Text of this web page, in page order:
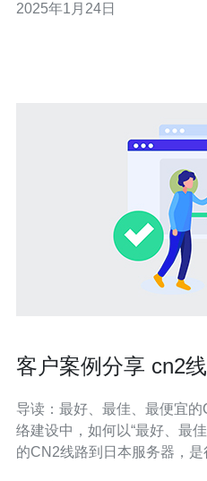
网络技术，通过优化网络结构
2025年1月24日
客户案例分享 cn2
导读：最好、最佳、最便宜
络建设中，如何以“最好、最
的CN2线路到日本服务器，